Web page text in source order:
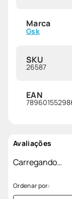
Marca
Gsk
SKU
26587
EAN
Avaliações
Carregando…